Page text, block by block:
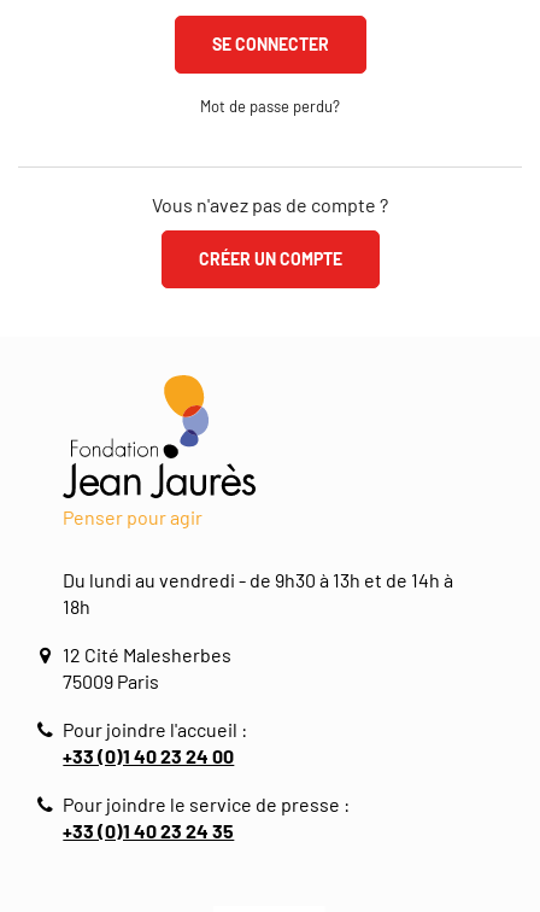
Mot de passe perdu?
Vous n'avez pas de compte ?
CRÉER UN COMPTE
Penser pour agir
Du lundi au vendredi - de 9h30 à 13h et de 14h à
18h
12 Cité Malesherbes
75009 Paris
Pour joindre l'accueil :
+33 (0)1 40 23 24 00
Pour joindre le service de presse :
+33 (0)1 40 23 24 35